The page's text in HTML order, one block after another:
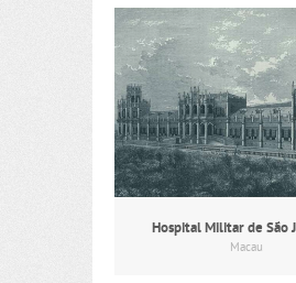
Hospital Militar de São
Macau